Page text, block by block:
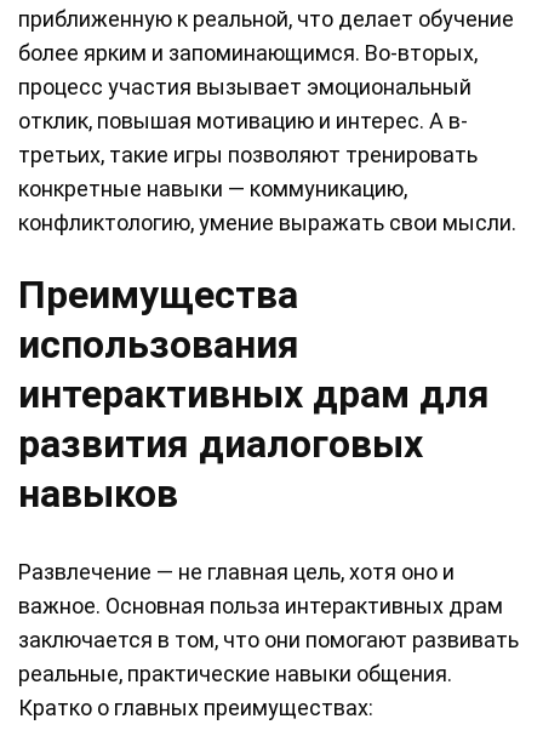
приближенную к реальной, что делает обучение
более ярким и запоминающимся. Во-вторых,
процесс участия вызывает эмоциональный
отклик, повышая мотивацию и интерес. А в-
третьих, такие игры позволяют тренировать
конкретные навыки — коммуникацию,
конфликтологию, умение выражать свои мысли.
Преимущества
использования
интерактивных драм для
развития диалоговых
навыков
Развлечение — не главная цель, хотя оно и
важное. Основная польза интерактивных драм
заключается в том, что они помогают развивать
реальные, практические навыки общения.
Кратко о главных преимуществах: